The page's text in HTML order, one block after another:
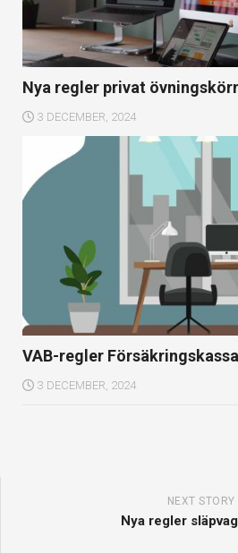
Nya regler privat
3 DECEMBER, 2024
VAB-regler
3 DECEMBER, 2024
NEXT STORY
Nya regler